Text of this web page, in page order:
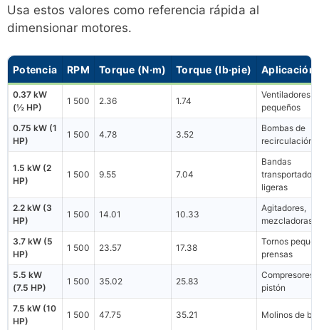
Usa estos valores como referencia rápida al
dimensionar motores.
Potencia RPM Torque (N·m) Torque (lb·pie) Aplicación
0.37 kW
(½ HP)
1 500 2.36 1.74
Ventiladores
pequeños
0.75 kW (1
HP)
1 500 4.78 3.52
Bombas de
recirculación
1.5 kW (2
HP)
1 500 9.55 7.04
Bandas
ligeras
2.2 kW (3
HP)
1 500 14.01 10.33
Agitadores,
mezcladoras
3.7 kW (5
HP)
1 500 23.57 17.38
Tornos
prensas
5.5 kW
(7.5 HP)
1 500 35.02 25.83
Compresores
pistón
7.5 kW (10
HP)
1 500 47.75 35.21 Molinos de